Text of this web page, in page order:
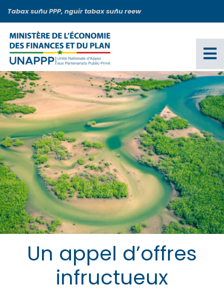
contenu
principal
Tabax suñu PPP, nguir tabax suñu reew
Un appel d’offres
infructueux